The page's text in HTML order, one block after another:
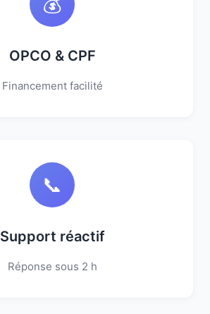
OPCO & CPF
Financement facilité
📞
Support réactif
Réponse sous 2 h